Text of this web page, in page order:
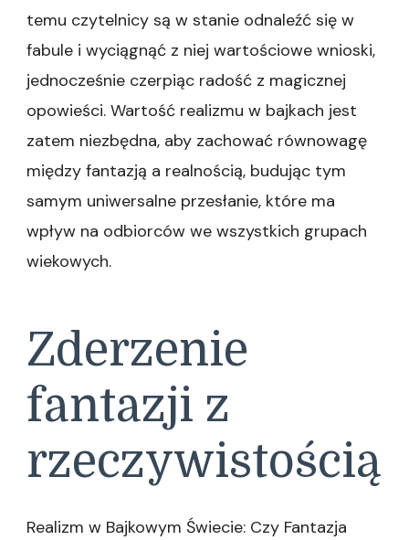
temu czytelnicy są w stanie odnaleźć się w
fabule i wyciągnąć z niej wartościowe wnioski,
jednocześnie czerpiąc radość z magicznej
opowieści. Wartość realizmu w bajkach jest
zatem niezbędna, aby zachować równowagę
między fantazją a realnością, budując tym
samym uniwersalne przesłanie, które ma
wpływ na odbiorców we wszystkich grupach
wiekowych.
Zderzenie
fantazji z
rzeczywistością
Realizm w Bajkowym Świecie: Czy Fantazja